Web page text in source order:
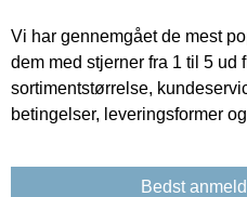
Vi har gennemgået de mest
dem med stjerner fra 1 til 5 ud
sortimentstørrelse,
betingelser, leveringsformer
Bedst